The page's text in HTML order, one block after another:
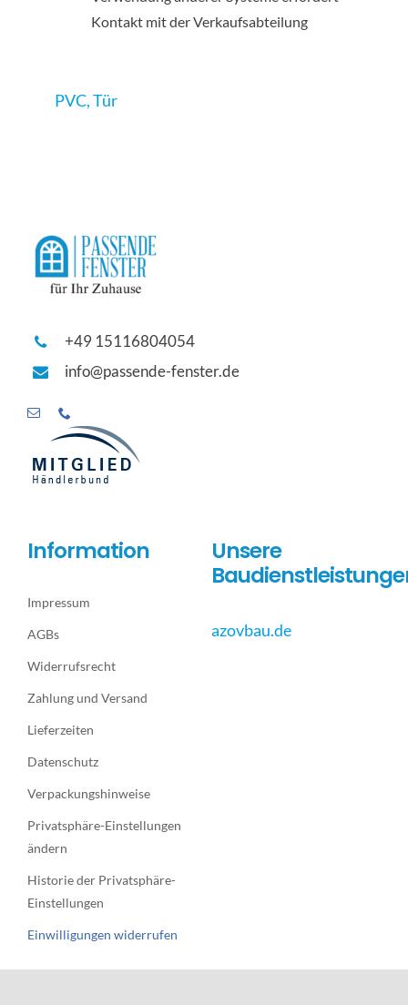
Kontakt mit der Verkaufsabteilung
PVC,Tür
+49 15116804054
info@passende-fenster.de
Information
Impressum
AGBs
Widerrufsrecht
Zahlung und Versand
Lieferzeiten
Datenschutz
Verpackungshinweise
Privatsphäre-Einstellungen
ändern
Historie der Privatsphäre-
Einstellungen
Einwilligungen widerrufen
Unsere
azovbau.de